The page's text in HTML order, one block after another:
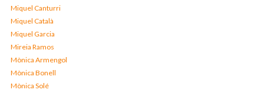
Miquel Canturri
Miquel Català
Miquel Garcia
Mireia Ramos
Mònica Armengol
Mònica Bonell
Mònica Solé